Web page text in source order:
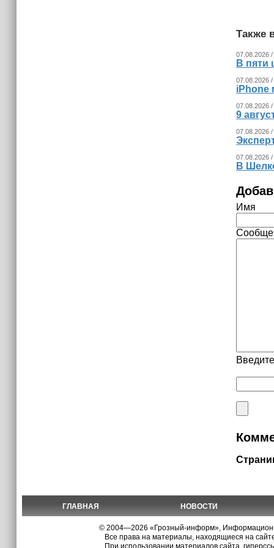
Также
07.08.2026
В пяти
07.08.2026
iPhone
07.08.2026
9
07.08.2026
07.08.2026
В
Имя
ГЛАВНАЯ НОВОСТИ
© 2004—2026 «Грозный-информ»,
Все права на материалы, находящиеся на
При использовании материалов сайта,